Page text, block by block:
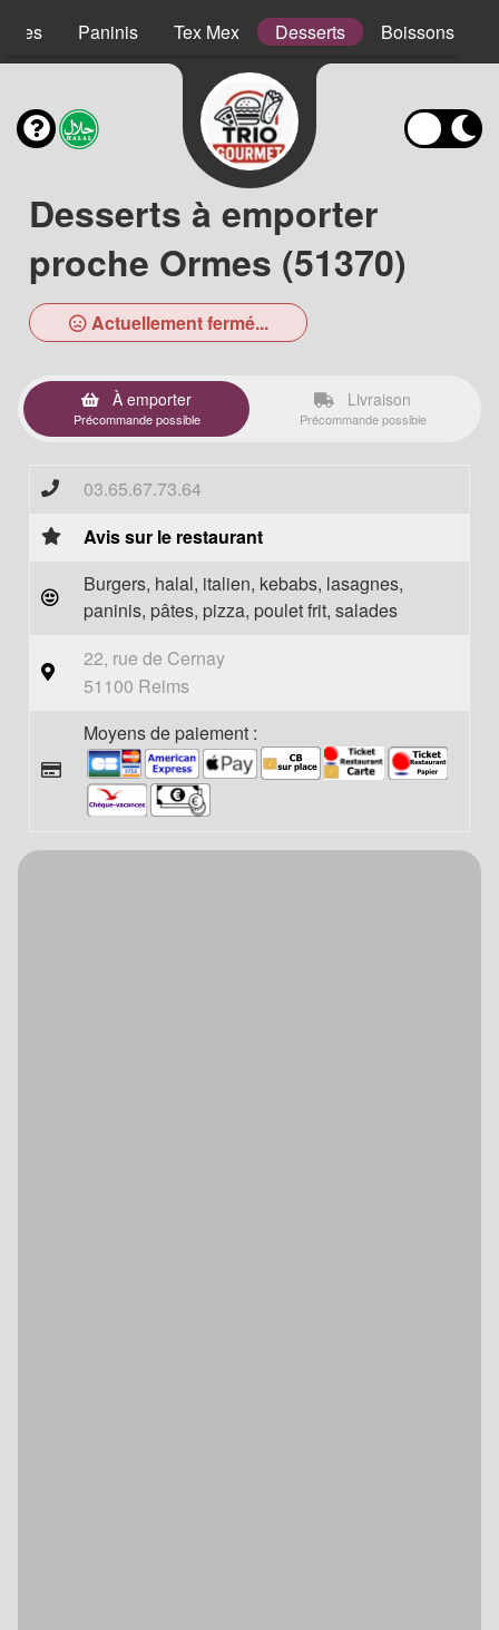
Paninis Tex Mex Desserts Boissons
Desserts à emporter
proche Ormes (51370)
Actuellement fermé...
À emporter
Précommande possible
Livraison
Précommande possible
03.65.67.73.64
Avis sur le restaurant
Burgers, halal, italien, kebabs, lasagnes,
paninis, pâtes, pizza, poulet frit, salades
22, rue de Cernay
51100 Reims
Moyens de paiement :